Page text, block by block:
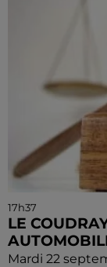
17h37
LE
Mardi 22